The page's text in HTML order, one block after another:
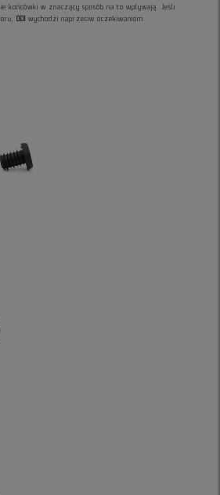
końcówki w znaczący sposób na to wpływają. Jeśli
ODI wychodzi naprzeciw oczekiwaniom.